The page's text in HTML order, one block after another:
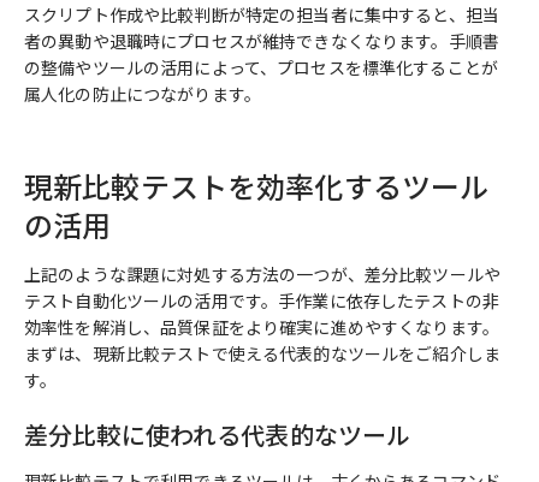
スクリプト作成や比較判断が特定の担当者に集中すると、担当
者の異動や退職時にプロセスが維持できなくなります。手順書
の整備やツールの活用によって、プロセスを標準化することが
属人化の防止につながります。
現新比較テストを効率化するツール
の活用
上記のような課題に対処する方法の一つが、差分比較ツールや
テスト自動化ツールの活用です。手作業に依存したテストの非
効率性を解消し、品質保証をより確実に進めやすくなります。
まずは、現新比較テストで使える代表的なツールをご紹介しま
す。
差分比較に使われる代表的なツール